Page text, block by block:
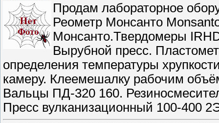
Продам лабораторное
Реометр Монсанто
Монсанто.Твердомеры
Вырубной пресс.
определения температуры
камеру. Клеемешалку рабочим
Вальцы ПД-320 160.
Пресс вулканизационный 100-400